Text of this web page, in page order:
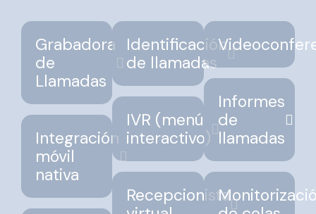
Grabadora
de
Llamadas
Integración
móvil
nativa
Identificación
de llamadas
IVR (menú
interactivo)
Recepcionista
Informes
de
llamadas